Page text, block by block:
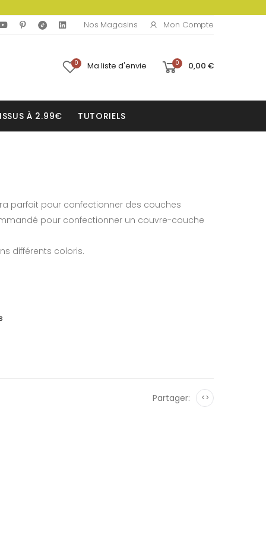
Nos Magasins Mon Compte
0 Ma liste d'envie 0 0,00 €
À 2.99€ TUTORIELS
parfait pour confectionner des couches
pour confectionner un couvre-couche
différents coloris.
Partager: <>